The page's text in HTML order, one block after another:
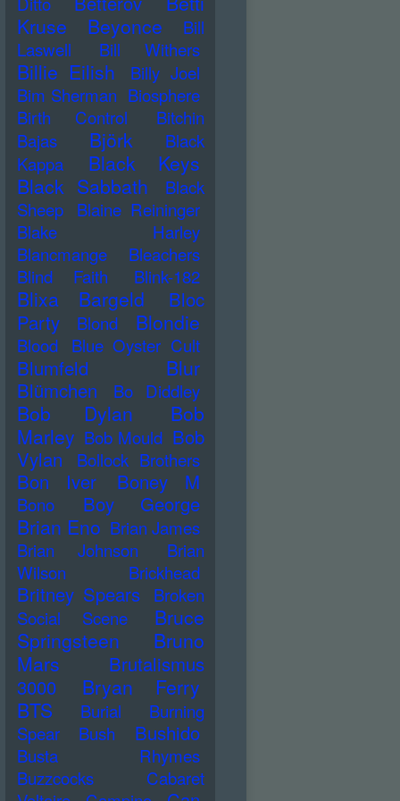
Kruse
Beyonce
Bill
Laswell
Bill Withers
Billie Eilish
Billy Joel
Bim Sherman Biosphere
Birth Control
Bitchin
Bajas
Björk
Black
Kappa
Black Keys
Black Sabbath
Black
Sheep
Blaine Reininger
Blake Harley
Blancmange
Bleachers
Blind Faith
Blink-182
Blixa Bargeld
Bloc
Party
Blond Blondie
Blood Blue Oyster Cult
Blumfeld Blur
Blümchen Bo Diddley
Bob Dylan
Bob
Marley Bob Mould Bob
Vylan
Bollock Brothers
Bon Iver Boney M
Bono Boy George
Brian Eno Brian James
Brian Johnson
Brian
Wilson
Brickhead
Britney Spears
Broken
Social Scene
Bruce
Springsteen
Bruno
Mars
Brutalismus
3000
Bryan Ferry
BTS
Burial
Burning
Spear
Bush Bushido
Busta Rhymes
Buzzcocks
Cabaret